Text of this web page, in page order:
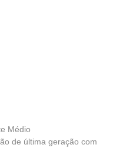
Médio
de última geração com